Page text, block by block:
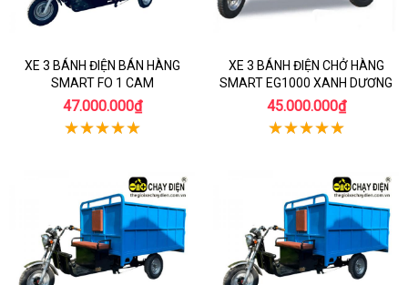
XE 3 BÁNH ĐIỆN BÁN HÀNG
SMART FO 1 CAM
47.000.000₫
XE 3 BÁNH ĐIỆN CHỞ HÀNG
SMART EG1000 XANH DƯƠNG
45.000.000₫